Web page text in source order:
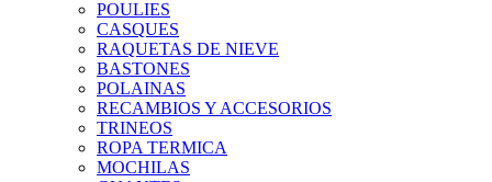
POULIES
CASQUES
RAQUETAS DE NIEVE
BASTONES
POLAINAS
RECAMBIOS Y ACCESORIOS
TRINEOS
ROPA TERMICA
MOCHILAS